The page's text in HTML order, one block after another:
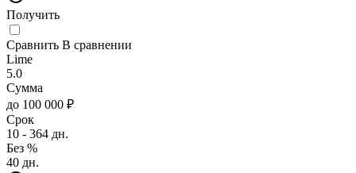
Получить
Сравнить В сравнении
Lime
5.0
Сумма
до 100 000 ₽
Срок
10 - 364 дн.
Без %
40 дн.